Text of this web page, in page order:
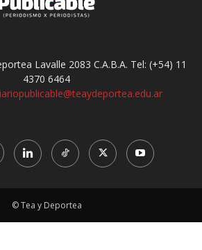
Lavalle 2083 C.A.B.A. Tel: (+54) 11
4370 6464
© Tea y Deportea